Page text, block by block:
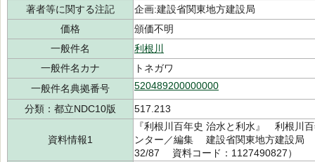
著者等に関する注記
企画:建設省関東地方建設局
価格
頒価不明
一般件名
利根川
一般件名カナ
トネガワ
一般件名典拠番号
520489200000000
分類：都立NDC10版 517.213
資料情報1
『利根川百年史 治水と利水』 利根川
ンター／編集 建設省関東地方建設局
32/87 資料コード：1127490827）